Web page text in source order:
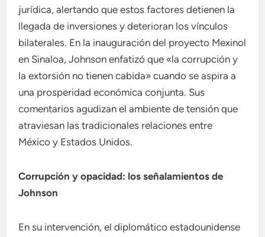
jurídica, alertando que estos factores detienen la
llegada de inversiones y deterioran los vínculos
bilaterales. En la inauguración del proyecto Mexinol
en Sinaloa, Johnson enfatizó que «la corrupción y
la extorsión no tienen cabida» cuando se aspira a
una prosperidad económica conjunta. Sus
comentarios agudizan el ambiente de tensión que
atraviesan las tradicionales relaciones entre
México y Estados Unidos.
Corrupción y opacidad: los señalamientos de
Johnson
En su intervención, el diplomático estadounidense